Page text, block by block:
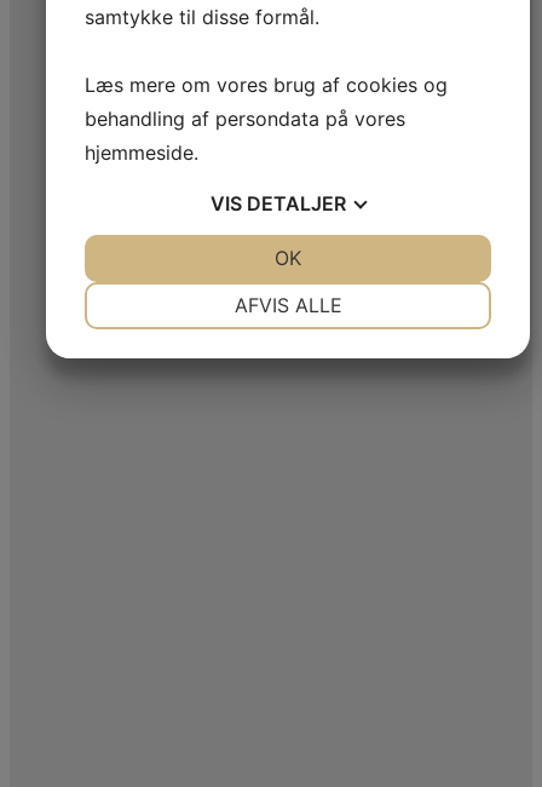
samtykke til disse formål.
Læs mere om vores brug af cookies og
behandling af persondata på vores
hjemmeside.
VIS DETALJER
AFVIS ALLE
OK